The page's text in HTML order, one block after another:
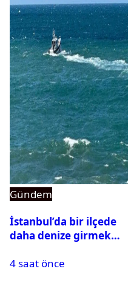
Gündem
İstanbul’da bir ilçede
daha denize girmek
4 saat önce